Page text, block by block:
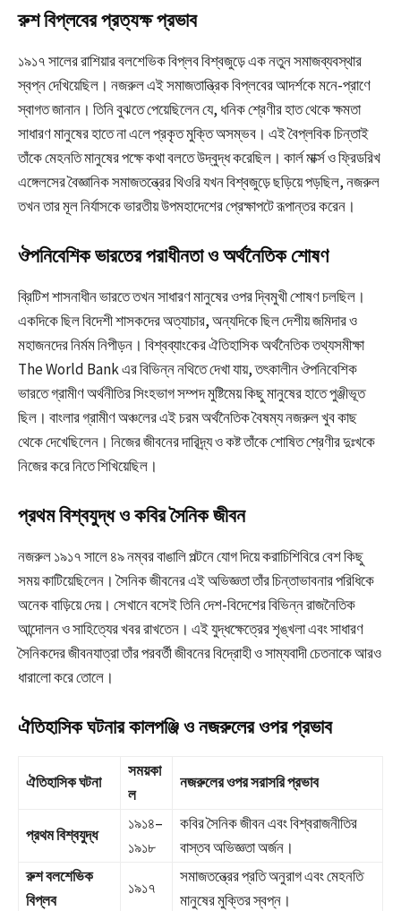
রুশ বিপ্লবের প্রত্যক্ষ প্রভাব
১৯১৭ সালের রাশিয়ার বলশেভিক বিপ্লব বিশ্বজুড়ে এক নতুন সমাজব্যবস্থার
স্বপ্ন দেখিয়েছিল। নজরুল এই সমাজতান্ত্রিক বিপ্লবের আদর্শকে মনে-প্রাণে
স্বাগত জানান। তিনি বুঝতে পেয়েছিলেন যে, ধনিক শ্রেণীর হাত থেকে ক্ষমতা
সাধারণ মানুষের হাতে না এলে প্রকৃত মুক্তি অসম্ভব। এই বৈপ্লবিক চিন্তাই
তাঁকে মেহনতি মানুষের পক্ষে কথা বলতে উদ্বুদ্ধ করেছিল। কার্ল মার্ক্স ও ফ্রিডরিখ
এঙ্গেলসের বৈজ্ঞানিক সমাজতন্ত্রের থিওরি যখন বিশ্বজুড়ে ছড়িয়ে পড়ছিল, নজরুল
তখন তার মূল নির্যাসকে ভারতীয় উপমহাদেশের প্রেক্ষাপটে রূপান্তর করেন।
ঔপনিবেশিক ভারতের পরাধীনতা ও অর্থনৈতিক শোষণ
ব্রিটিশ শাসনাধীন ভারতে তখন সাধারণ মানুষের ওপর দ্বিমুখী শোষণ চলছিল।
একদিকে ছিল বিদেশী শাসকদের অত্যাচার, অন্যদিকে ছিল দেশীয় জমিদার ও
মহাজনদের নির্মম নিপীড়ন। বিশ্বব্যাংকের ঐতিহাসিক অর্থনৈতিক তথ্যসমীক্ষা
The World Bank এর বিভিন্ন নথিতে দেখা যায়, তৎকালীন ঔপনিবেশিক
ভারতে গ্রামীণ অর্থনীতির সিংহভাগ সম্পদ মুষ্টিমেয় কিছু মানুষের হাতে পুঞ্জীভূত
ছিল। বাংলার গ্রামীণ অঞ্চলের এই চরম অর্থনৈতিক বৈষম্য নজরুল খুব কাছ
থেকে দেখেছিলেন। নিজের জীবনের দারিদ্র্য ও কষ্ট তাঁকে শোষিত শ্রেণীর দুঃখকে
নিজের করে নিতে শিখিয়েছিল।
প্রথম বিশ্বযুদ্ধ ও কবির সৈনিক জীবন
নজরুল ১৯১৭ সালে ৪৯ নম্বর বাঙালি পল্টনে যোগ দিয়ে করাচিশিবিরে বেশ কিছু
সময় কাটিয়েছিলেন। সৈনিক জীবনের এই অভিজ্ঞতা তাঁর চিন্তাভাবনার পরিধিকে
অনেক বাড়িয়ে দেয়। সেখানে বসেই তিনি দেশ-বিদেশের বিভিন্ন রাজনৈতিক
আন্দোলন ও সাহিত্যের খবর রাখতেন। এই যুদ্ধক্ষেত্রের শৃঙ্খলা এবং সাধারণ
সৈনিকদের জীবনযাত্রা তাঁর পরবর্তী জীবনের বিদ্রোহী ও সাম্যবাদী চেতনাকে আরও
ধারালো করে তোলে।
ঐতিহাসিক ঘটনার কালপঞ্জি ও নজরুলের ওপর প্রভাব
ঐতিহাসিক ঘটনা
সময়কা
ল
নজরুলের ওপর সরাসরি প্রভাব
প্রথম বিশ্বযুদ্ধ
১৯১৪–
১৯১৮
কবির সৈনিক জীবন এবং বিশ্বরাজনীতির
বাস্তব অভিজ্ঞতা অর্জন।
রুশ বলশেভিক
বিপ্লব
১৯১৭
সমাজতন্ত্রের প্রতি অনুরাগ এবং মেহনতি
মানুষের মুক্তির স্বপ্ন।